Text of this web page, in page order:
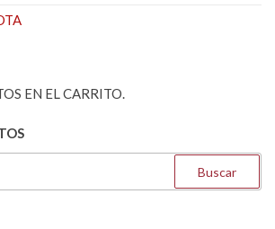
EN EL CARRITO.